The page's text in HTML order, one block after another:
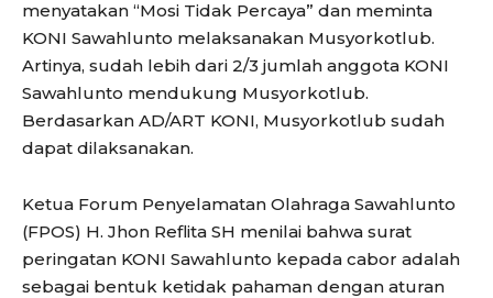
menyatakan “Mosi Tidak Percaya” dan meminta
KONI Sawahlunto melaksanakan Musyorkotlub.
Artinya, sudah lebih dari 2/3 jumlah anggota KONI
Sawahlunto mendukung Musyorkotlub.
Berdasarkan AD/ART KONI, Musyorkotlub sudah
dapat dilaksanakan.
Ketua Forum Penyelamatan Olahraga Sawahlunto
(FPOS) H. Jhon Reflita SH menilai bahwa surat
peringatan KONI Sawahlunto kepada cabor adalah
sebagai bentuk ketidak pahaman dengan aturan